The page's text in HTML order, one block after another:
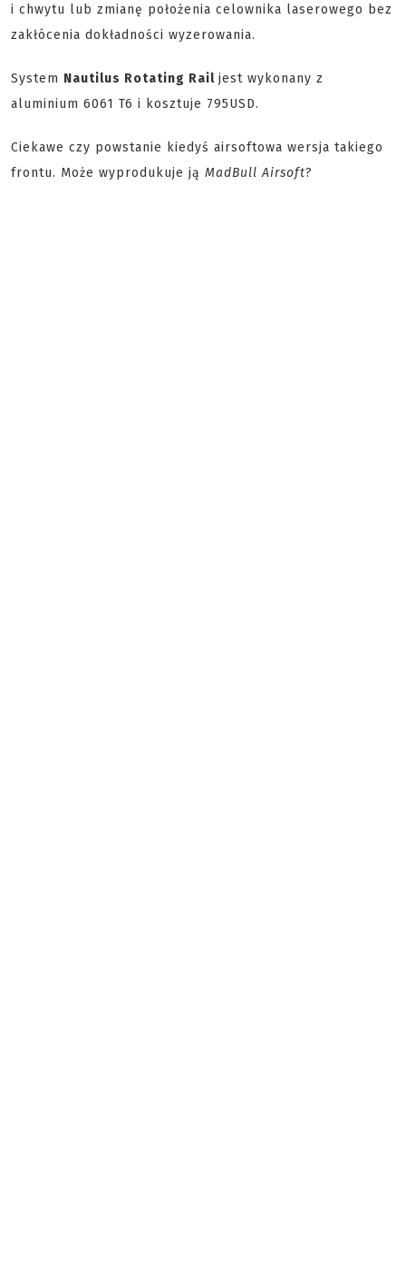
i chwytu lub zmianę położenia celownika laserowego bez
zakłócenia dokładności wyzerowania.
System Nautilus Rotating Rail jest wykonany z
aluminium 6061 T6 i kosztuje 795USD.
Ciekawe czy powstanie kiedyś airsoftowa wersja takiego
frontu. Może wyprodukuje ją MadBull Airsoft?